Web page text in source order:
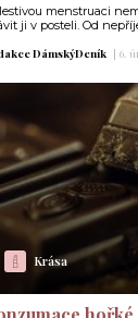
menstruaci
ji v posteli. Od
DámskýDeník | 6.
Krása